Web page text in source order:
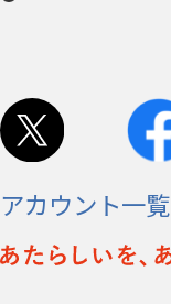
アカウント一覧